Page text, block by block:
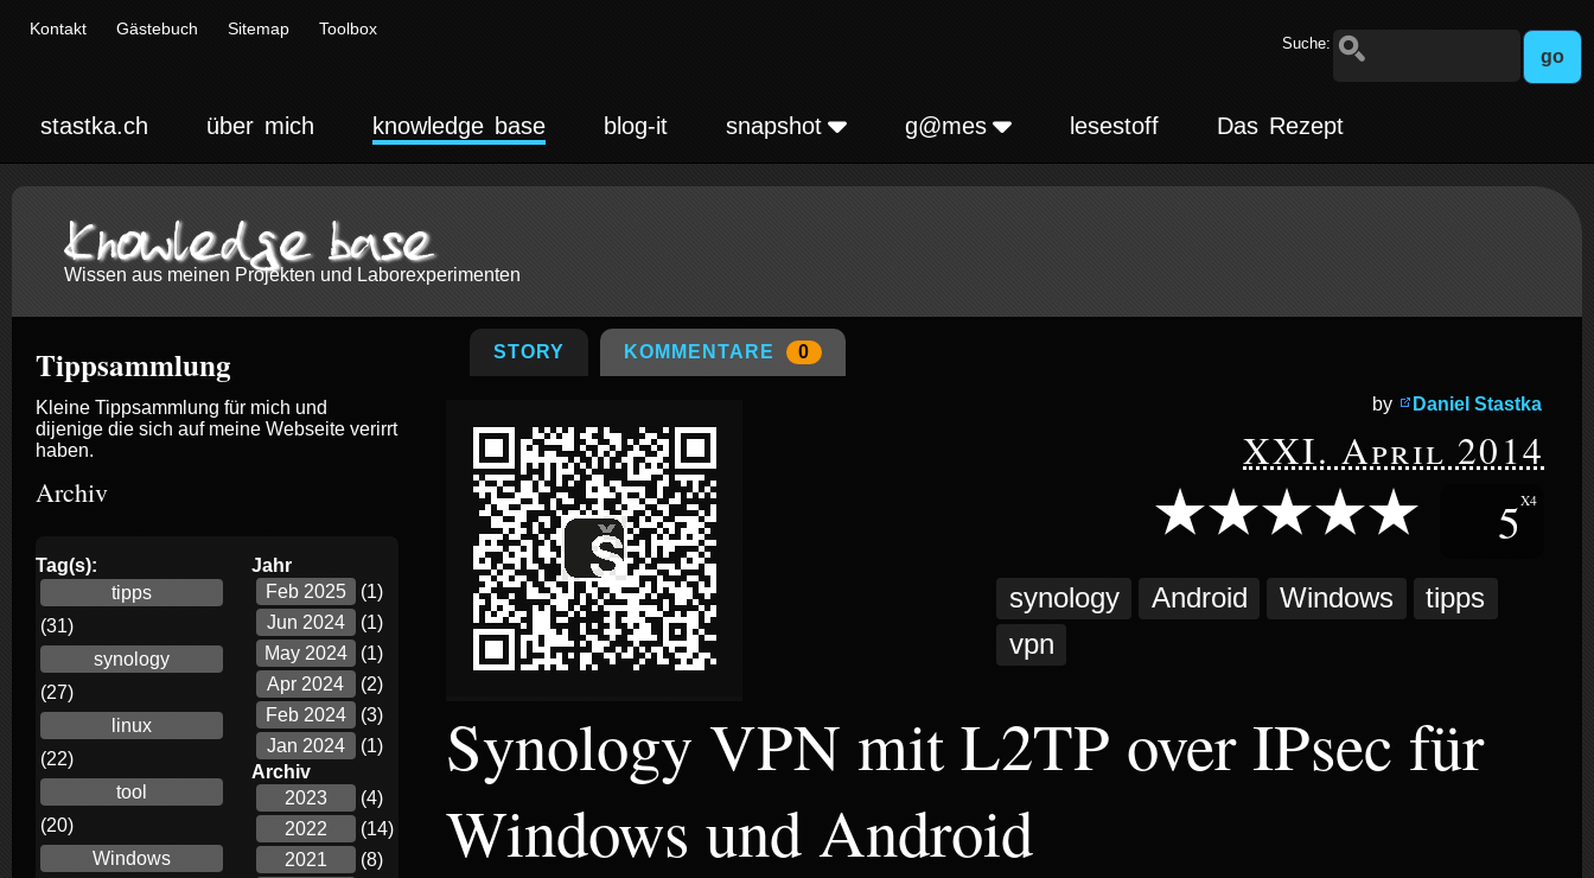
Suche:
Kontakt Gästebuch Sitemap Toolbox
stastka.ch über mich knowledge base blog-it snapshot g@mes lesestoff Das Rezept
Knowledge base
Wissen aus meinen Projekten und Laborexperimenten
STORY 0
KOMMENTARE
by Daniel Stastka
XXI. April 2014
X4
5
synology Android Windows
tipps
vpn
Synology VPN mit L2TP over IPsec für
Windows und Android
Tippsammlung
Kleine Tippsammlung für mich und
dijenige die sich auf meine Webseite verirrt
haben.
Archiv
Jahr
Feb 2025
(1)
Jun 2024
(1)
May 2024
(1)
Apr 2024
(2)
Feb 2024
(3)
Jan 2024
(1)
Archiv
2023
(4)
2022
(14)
2021
(8)
Tag(s):
tipps
(31)
synology
(27)
linux
(22)
tool
(20)
Windows